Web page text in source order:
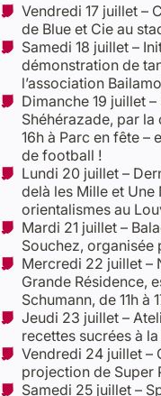
Vendredi 17 juillet –
de Blue et Cie au
Samedi 18 juillet –
démonstration de
l’association
Dimanche 19 juillet
Shéhérazade, par
16h à Parc en fête –
de football !
Lundi 20 juillet –
delà les Mille et
orientalismes au
Mardi 21 juillet –
Souchez, organisée
Mercredi 22 juillet –
Grande Résidence,
Schumann, de 11h à
Jeudi 23 juillet –
recettes sucrées à
Vendredi 24 juillet –
projection de Super
Samedi 25 juillet –